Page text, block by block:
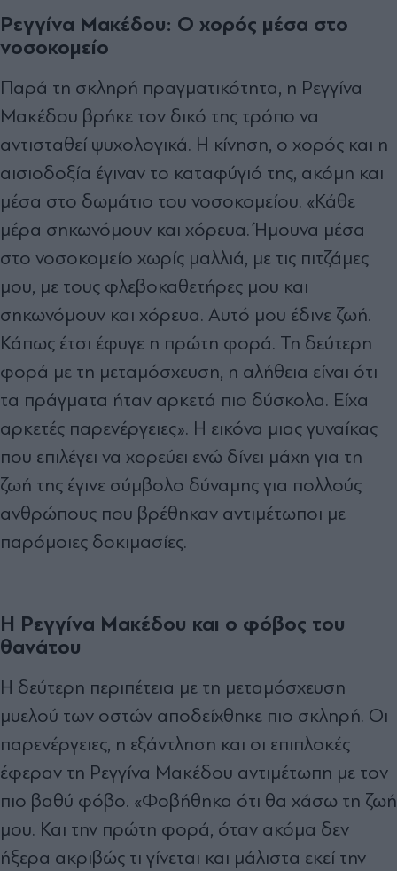
Ρεγγίνα Μακέδου: Ο χορός μέσα στο
νοσοκομείο
Παρά τη σκληρή πραγματικότητα, η Ρεγγίνα
Μακέδου βρήκε τον δικό της τρόπο να
αντισταθεί ψυχολογικά. Η κίνηση, ο χορός και η
αισιοδοξία έγιναν το καταφύγιό της, ακόμη και
μέσα στο δωμάτιο του νοσοκομείου. «Κάθε
μέρα σηκωνόμουν και χόρευα. Ήμουνα μέσα
στο νοσοκομείο χωρίς μαλλιά, με τις πιτζάμες
μου, με τους φλεβοκαθετήρες μου και
σηκωνόμουν και χόρευα. Αυτό μου έδινε ζωή.
Κάπως έτσι έφυγε η πρώτη φορά. Τη δεύτερη
φορά με τη μεταμόσχευση, η αλήθεια είναι ότι
τα πράγματα ήταν αρκετά πιο δύσκολα. Είχα
αρκετές παρενέργειες». Η εικόνα μιας γυναίκας
που επιλέγει να χορεύει ενώ δίνει μάχη για τη
ζωή της έγινε σύμβολο δύναμης για πολλούς
ανθρώπους που βρέθηκαν αντιμέτωποι με
παρόμοιες δοκιμασίες.
Η Ρεγγίνα Μακέδου και ο φόβος του
θανάτου
Η δεύτερη περιπέτεια με τη μεταμόσχευση
μυελού των οστών αποδείχθηκε πιο σκληρή. Οι
παρενέργειες, η εξάντληση και οι επιπλοκές
έφεραν τη Ρεγγίνα Μακέδου αντιμέτωπη με τον
πιο βαθύ φόβο. «Φοβήθηκα ότι θα χάσω τη ζωή
μου. Και την πρώτη φορά, όταν ακόμα δεν
ήξερα ακριβώς τι γίνεται και μάλιστα εκεί την